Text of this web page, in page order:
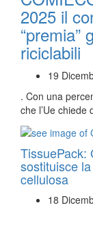
2025 il
“premia”
riciclabili
19
. Con una
che l’Ue
TissuePack:
sostituisce
cellulosa
18